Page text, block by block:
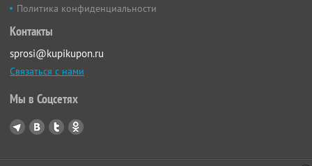
Политика конфиденциальности
Контакты
sprosi@kupikupon.ru
Связаться с нами
Мы в Соцсетях